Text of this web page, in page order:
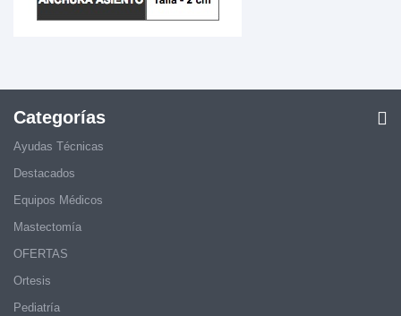
Categorías
Ayudas Técnicas
Destacados
Equipos Médicos
Mastectomía
OFERTAS
Ortesis
Pediatría